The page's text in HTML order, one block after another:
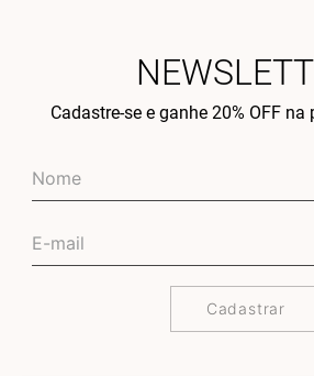
Cadastre-se e ganhe 20% OFF
Cadastrar